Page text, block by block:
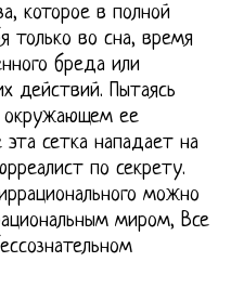
которое в полной
только во сна, время
бреда или
действий. Пытаясь
окружающем ее
сетка нападает на
по секрету.
можно
миром, Все